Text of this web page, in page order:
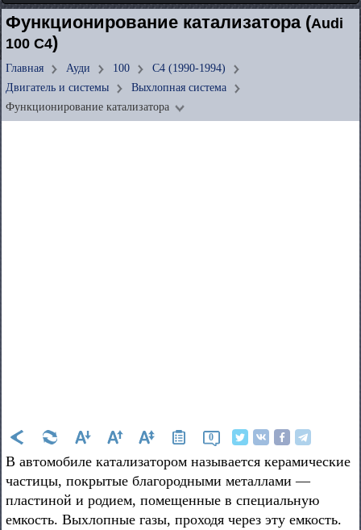
Функционирование катализатора (Audi
100 C4)
Главная Ауди 100
C4 (1990-1994)
Двигатель и системы
Выхлопная система
Функционирование катализатора
0
В автомобиле катализатором называется керамические
частицы, покрытые благородными металлами —
пластиной и родием, помещенные в специальную
емкость. Выхлопные газы, проходя через эту емкость.